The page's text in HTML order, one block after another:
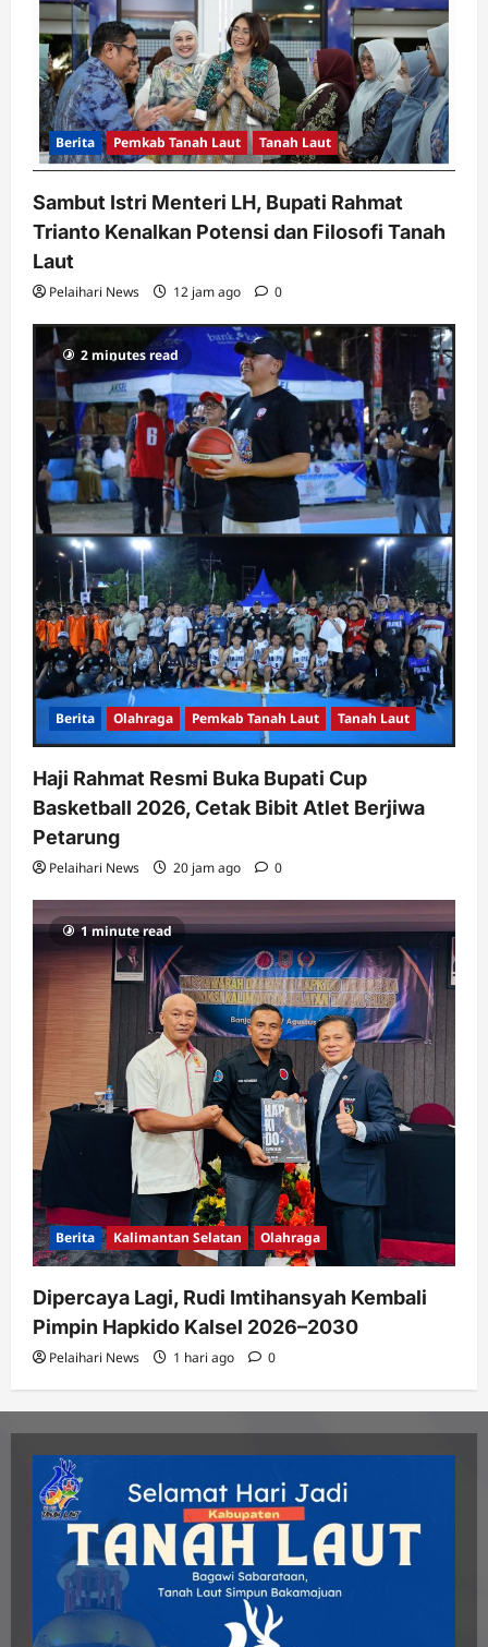
Berita Pemkab Tanah Laut Tanah Laut
Sambut Istri Menteri LH, Bupati Rahmat
Trianto Kenalkan Potensi dan Filosofi Tanah
Laut
Pelaihari News 12 jam ago 0
2 minutes read
Berita Olahraga Pemkab Tanah Laut Tanah Laut
Haji Rahmat Resmi Buka Bupati Cup
Basketball 2026, Cetak Bibit Atlet Berjiwa
Petarung
Pelaihari News 20 jam ago 0
1 minute read
Berita Kalimantan Selatan Olahraga
Dipercaya Lagi, Rudi Imtihansyah Kembali
Pimpin Hapkido Kalsel 2026–2030
Pelaihari News 1 hari ago 0